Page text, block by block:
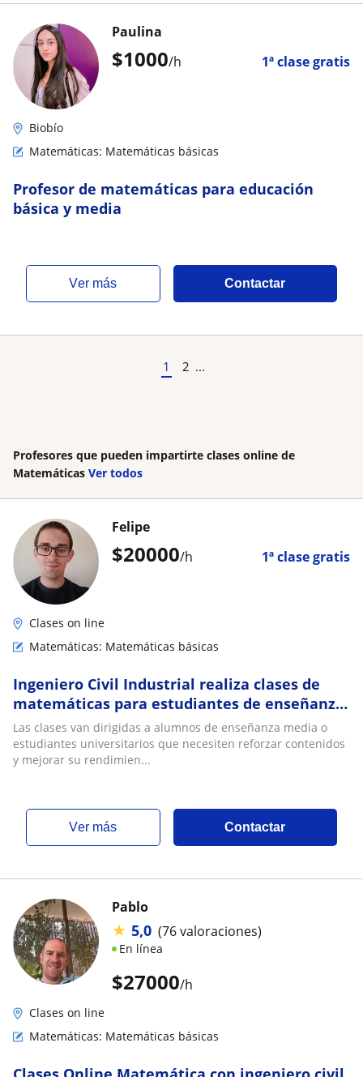
$1000/h 1ª clase gratis
Paulina
Biobío
Matemáticas: Matemáticas básicas
Profesor de matemáticas para educación
básica y media
ver más Contactar
1 2 ...
Profesores que pueden impartirte clases online de
Matemáticas Ver todos
$20000/h 1ª clase gratis
Felipe
Clases on line
Matemáticas: Matemáticas básicas
Ingeniero Civil Industrial realiza clases de
matemáticas para estudiantes de enseñanza
media o universitarios en Curicó u online
Las clases van dirigidas a alumnos de enseñanza media o
estudiantes universitarios que necesiten reforzar contenidos
y mejorar su rendimien...
ver más Contactar
$27000/h
Pablo
★ 5,0 (76 valoraciones)
En línea
Clases on line
Matemáticas: Matemáticas básicas